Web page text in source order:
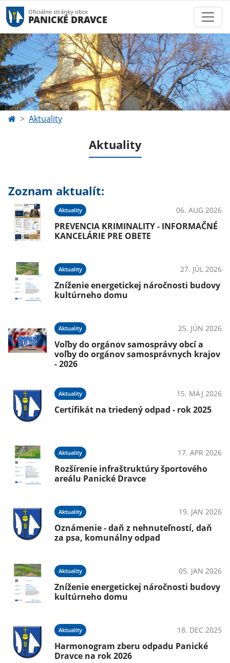
Oficiálne stránky obce
PANICKÉ DRAVCE
Aktuality
Aktuality
Zoznam aktualít:
Aktuality 06. AUG 2026
PREVENCIA KRIMINALITY - INFORMAČNÉ
KANCELÁRIE PRE OBETE
Aktuality 27. JÚL 2026
Zníženie energetickej náročnosti budovy
kultúrneho domu
Aktuality 25. JÚN 2026
Voľby do orgánov samosprávy obcí a
voľby do orgánov samosprávnych krajov
- 2026
Aktuality 15. MÁJ 2026
Certifikát na triedený odpad - rok 2025
Aktuality 17. APR 2026
Rozšírenie infraštruktúry športového
areálu Panické Dravce
Aktuality 19. JAN 2026
Oznámenie - daň z nehnuteľností, daň
za psa, komunálny odpad
Aktuality 05. JAN 2026
Zníženie energetickej náročnosti budovy
kultúrneho domu
Aktuality 18. DEC 2025
Harmonogram zberu odpadu Panické
Dravce na rok 2026